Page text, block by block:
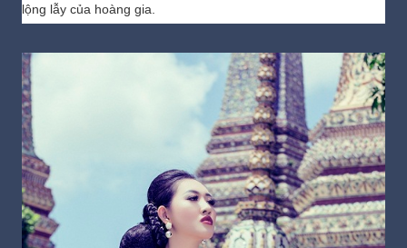
lộng lẫy của hoàng gia.